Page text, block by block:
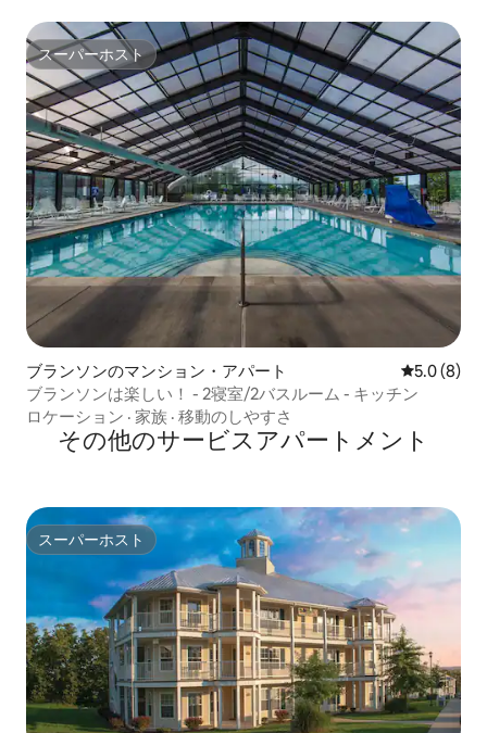
スーパーホスト
スーパーホスト
ブランソンのマンション・アパート レビュー8
5.0 (8)
ブランソンは楽しい！ - 2寝室/2バスルーム - キッチン
ロケーション · 家族 · 移動のしやすさ
その他のサービスアパートメント
スーパーホスト
スーパーホスト